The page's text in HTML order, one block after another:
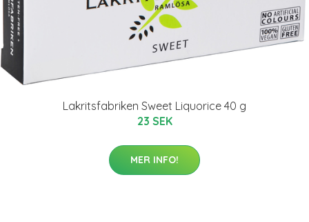
Lakritsfabriken Sweet Liquorice 40 g
23 SEK
MER INFO!